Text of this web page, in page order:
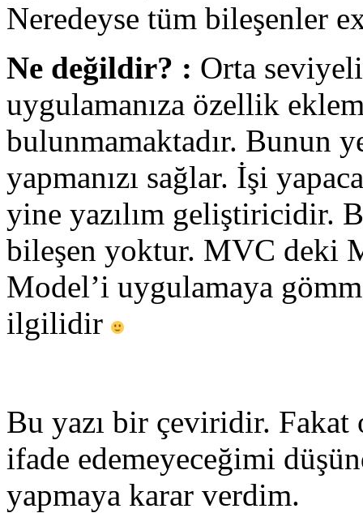
Neredeyse tüm bileşenler
Ne değildir? : Orta
uygulamanıza özellik
bulunmamaktadır. Bunun
yapmanızı sağlar. İşi
yine yazılım geliştiricidir.
bileşen yoktur. MVC deki
Model’i uygulamaya
ilgilidir
Bu yazı bir çeviridir. Fakat
ifade edemeyeceğimi
yapmaya karar verdim.